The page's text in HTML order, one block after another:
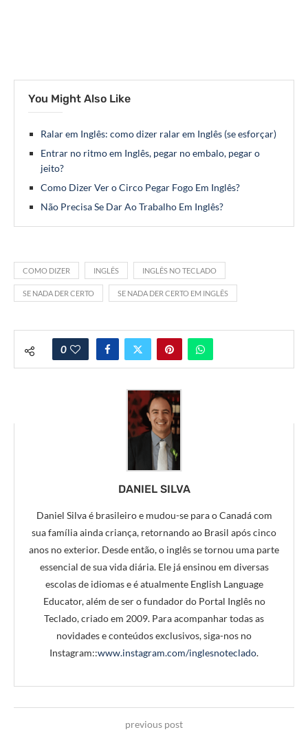
You Might Also Like
Ralar em Inglês: como dizer ralar em Inglês (se esforçar)
Entrar no ritmo em Inglês, pegar no embalo, pegar o
jeito?
Como Dizer Ver o Circo Pegar Fogo Em Inglês?
Não Precisa Se Dar Ao Trabalho Em Inglês?
COMO DIZER INGLÊS INGLÊS NO TECLADO
SE NADA DER CERTO SE NADA DER CERTO EM INGLÊS
0
DANIEL SILVA
Daniel Silva é brasileiro e mudou-se para o Canadá com
sua família ainda criança, retornando ao Brasil após cinco
anos no exterior. Desde então, o inglês se tornou uma parte
essencial de sua vida diária. Ele já ensinou em diversas
escolas de idiomas e é atualmente English Language
Educator, além de ser o fundador do Portal Inglês no
Teclado, criado em 2009. Para acompanhar todas as
novidades e conteúdos exclusivos, siga-nos no
Instagram::www.instagram.com/inglesnoteclado.
previous post